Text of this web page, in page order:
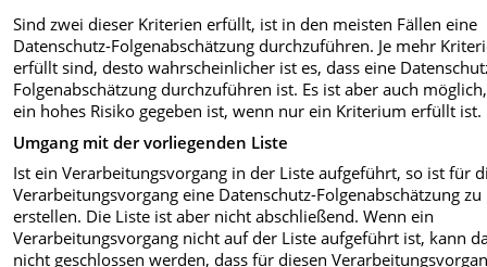
Sind zwei dieser Kriterien erfüllt, ist in den meisten Fällen eine
Datenschutz-Folgenabschätzung durchzuführen. Je mehr
erfüllt sind, desto wahrscheinlicher ist es, dass eine
Folgenabschätzung durchzuführen ist. Es ist aber auch
ein hohes Risiko gegeben ist, wenn nur ein Kriterium erfüllt ist.
Umgang mit der vorliegenden Liste
Ist ein Verarbeitungsvorgang in der Liste aufgeführt, so ist für
Verarbeitungsvorgang eine Datenschutz-Folgenabschätzung zu
erstellen. Die Liste ist aber nicht abschließend. Wenn ein
Verarbeitungsvorgang nicht auf der Liste aufgeführt ist, kann
nicht geschlossen werden, dass für diesen